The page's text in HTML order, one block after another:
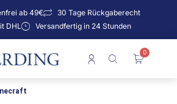
ab 49€
30 Tage Rückgaberecht
DHL
Versandfertig in 24 Stunden
0